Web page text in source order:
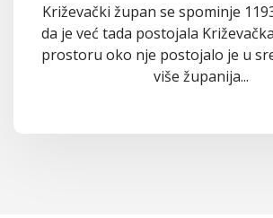
Križevački župan se spominje
da je već tada postojala
prostoru oko nje postojalo je u
više županija...